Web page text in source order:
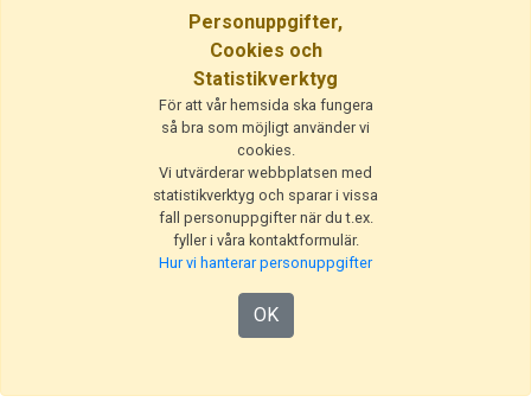
Personuppgifter,
Cookies och
Statistikverktyg
För att vår hemsida ska fungera
så bra som möjligt använder vi
cookies.
Vi utvärderar webbplatsen med
statistikverktyg och sparar i vissa
fall personuppgifter när du t.ex.
fyller i våra kontaktformulär.
Hur vi hanterar personuppgifter
OK